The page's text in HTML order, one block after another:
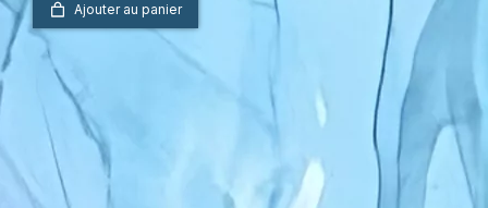
Ajouter au panier